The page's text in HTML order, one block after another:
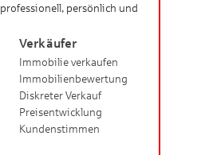
persönlich und
Verkäufer
Immobilie verkaufen
Immobilienbewertung
Diskreter Verkauf
Preisentwicklung
Kundenstimmen